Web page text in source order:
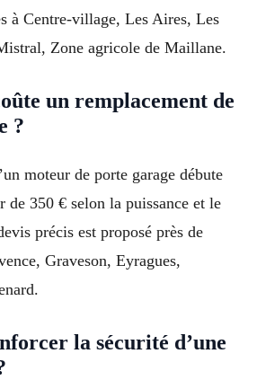
à Centre-village, Les Aires, Les
Zone agricole de Maillane.
un remplacement de
?
moteur de porte garage débute
de 350 € selon la puissance et le
précis est proposé près de
Graveson, Eyragues,
la sécurité d’une